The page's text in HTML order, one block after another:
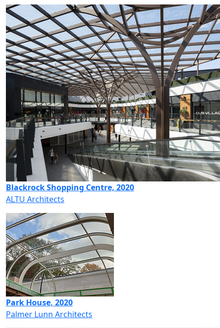
Blackrock Shopping Centre, 2020
ALTU Architects
Park House, 2020
Palmer Lunn Architects